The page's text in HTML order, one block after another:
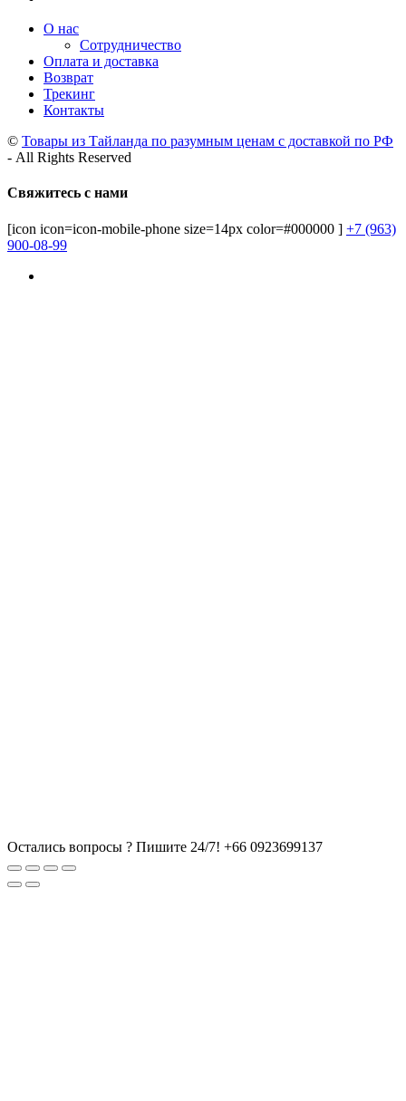
О нас
Сотрудничество
Оплата и доставка
Возврат
Трекинг
Контакты
© Товары из Тайланда по разумным ценам с доставкой по РФ
- All Rights Reserved
Свяжитесь с нами
[icon icon=icon-mobile-phone size=14px color=#000000 ] +7 (963)
900-08-99
Остались вопросы ? Пишите 24/7! +66 0923699137